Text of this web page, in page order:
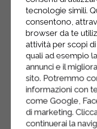
réduire la
Puis le lait est
pour en
en préservant
nutritionnelle.
Ce produit
réserve de
tecnologie simili.
consentono,
browser da te
attività per scopi
quali ad esempio
annunci e il
sito. Potremmo
informazioni con
come Google,
di marketing.
continuerai la